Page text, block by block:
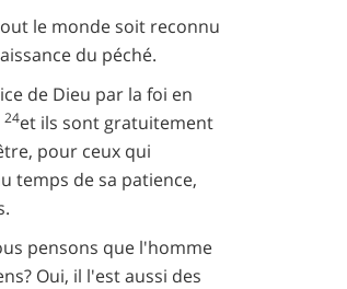
le monde soit reconnu
du péché.
de Dieu par la foi en
24et ils sont gratuitement
pour ceux qui
temps de sa patience,
pensons que l'homme
Oui, il l'est aussi des